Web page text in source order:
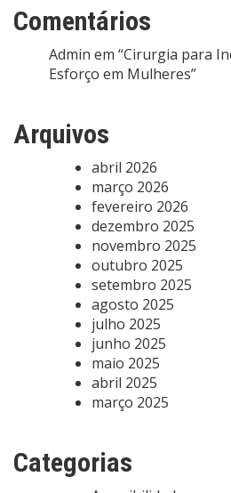
Comentários
Admin em “Cirurgia para
Esforço em Mulheres”
Arquivos
abril 2026
março 2026
fevereiro 2026
dezembro 2025
novembro 2025
outubro 2025
setembro 2025
agosto 2025
julho 2025
junho 2025
maio 2025
abril 2025
março 2025
Categorias